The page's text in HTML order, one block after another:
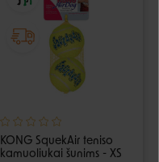
KONG SquekAir teniso
kamuoliukai šunims - XS